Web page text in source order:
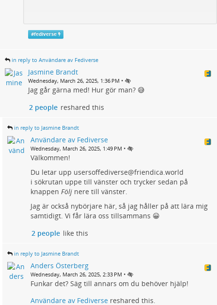
#fediverse
in reply to Användare av Fediverse
Jasmine Brandt
Wednesday, March 26, 2025, 1:36 PM •
Jag går gärna med! Hur gör man? 😅
2 people reshared this
in reply to Jasmine Brandt
Användare av Fediverse
Wednesday, March 26, 2025, 1:49 PM •
Välkommen!
Du letar upp usersoffediverse@friendica.world
i sökrutan uppe till vänster och trycker sedan på
knappen Följ nere till vänster.
Jag är också nybörjare här, så jag håller på att lära mig
samtidigt. Vi får lära oss tillsammans 😀
2 people like this
in reply to Jasmine Brandt
Anders Österberg
Wednesday, March 26, 2025, 2:33 PM •
Funkar det? Säg till annars om du behöver hjälp!
Användare av Fediverse reshared this.